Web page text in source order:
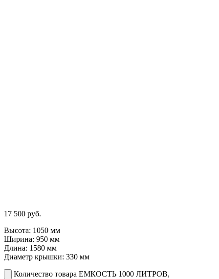
17 500 руб.
Высота: 1050 мм
Ширина: 950 мм
Длина: 1580 мм
Диаметр крышки: 330 мм
Количество товара ЕМКОСТЬ 1000 ЛИТРОВ,